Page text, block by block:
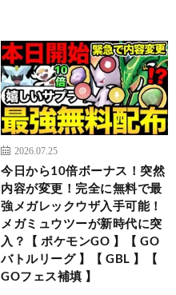
2026.07.25
今日から10倍ボーナス！突然
内容が変更！完全に無料で最
強メガレックウザ入手可能！
メガミュウツーが新時代に突
入？【 ポケモンGO 】【 GO
バトルリーグ 】【 GBL 】【
GOフェス補填 】